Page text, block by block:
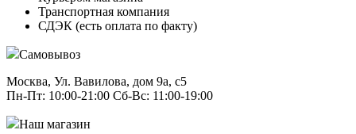
Транспортная компания
СДЭК (есть оплата по факту)
Самовывоз
Москва, Ул. Вавилова, дом 9а, с5
Пн-Пт: 10:00-21:00 Сб-Вс: 11:00-19:00
Наш магазин